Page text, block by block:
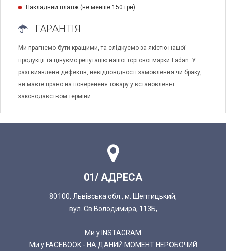
Накладний платіж (не менше 150 грн)
ГАРАНТІЯ
Ми прагнемо бути кращими, та слідкуємо за якістю нашої
продукції та цінуємо репутацію нашої торгової марки Ladan. У
разі виявленя дефектів, невідповідності замовлення чи браку,
ви маєте право на поверененя товару у встановленні
законодавством терміни.
01/ АДРЕСА
80100, Львівська обл., м. Шептицький,
вул. Св.Володимира, 113Б,
Ми у INSTAGRAM
Ми у FACEBOOK - НА ДАНИЙ МОМЕНТ НЕРОБОЧИЙ